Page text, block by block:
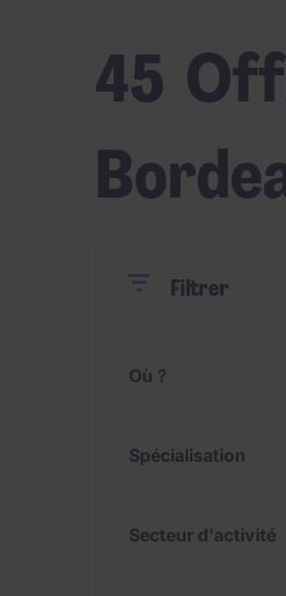
45
CloseFiltrer
Où ?
Spécialisation
Secteur d'activité